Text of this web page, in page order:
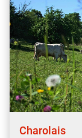
Charolais